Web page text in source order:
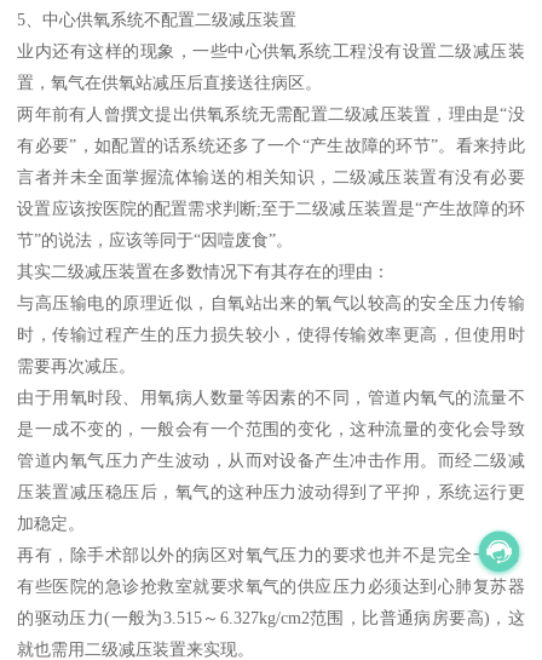
5、中心供氧系统不配置二级减压装置
业内还有这样的现象，一些中心供氧系统工程没有设置二级减压装
置，氧气在供氧站减压后直接送往病区。
两年前有人曾撰文提出供氧系统无需配置二级减压装置，理由是“没
有必要”，如配置的话系统还多了一个“产生故障的环节”。看来持此
言者并未全面掌握流体输送的相关知识，二级减压装置有没有必要
设置应该按医院的配置需求判断;至于二级减压装置是“产生故障的环
节”的说法，应该等同于“因噎废食”。
其实二级减压装置在多数情况下有其存在的理由：
与高压输电的原理近似，自氧站出来的氧气以较高的安全压力传输
时，传输过程产生的压力损失较小，使得传输效率更高，但使用时
需要再次减压。
由于用氧时段、用氧病人数量等因素的不同，管道内氧气的流量不
是一成不变的，一般会有一个范围的变化，这种流量的变化会导致
管道内氧气压力产生波动，从而对设备产生冲击作用。而经二级减
压装置减压稳压后，氧气的这种压力波动得到了平抑，系统运行更
加稳定。
再有，除手术部以外的病区对氧气压力的要求也并不是完全一样，
有些医院的急诊抢救室就要求氧气的供应压力必须达到心肺复苏器
的驱动压力(一般为3.515～6.327kg/cm2范围，比普通病房要高)，这
就也需用二级减压装置来实现。